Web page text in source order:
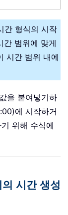
간 형식의 시작
간 범위에 맞게
시간 범위 내에
을 붙여넣기하
에 시작하거
위해 수식에
시간 생성